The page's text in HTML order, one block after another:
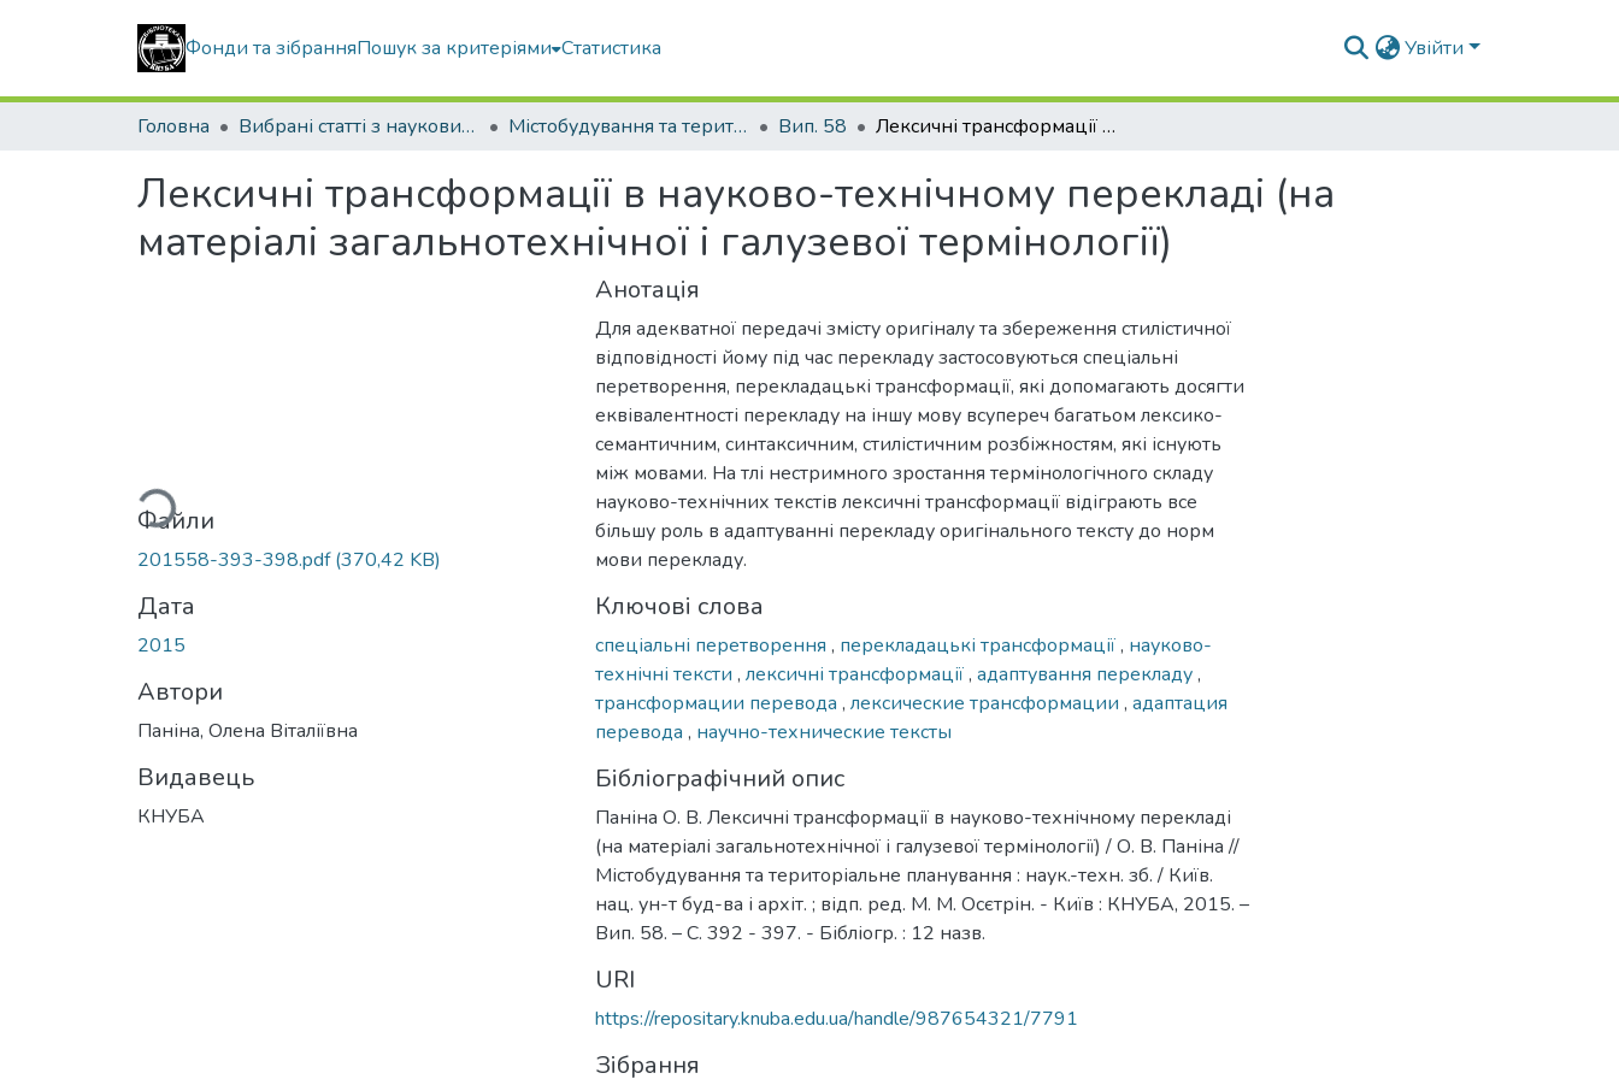
Фонди та зібранняПошук за критеріями Статистика Увійти
Головна Вибрані статті з наукових збірників КНУБА Містобудування та територіальне планування Вип. 58 Лексичні трансформації в науково-технічному перекладі (на матеріалі загальнотехнічної і галузевої термінології)
Лексичні трансформації в науково-технічному перекладі (на
матеріалі загальнотехнічної і галузевої термінології)
Вантажиться...
Файли
201558-393-398.pdf(370,42 KB)
Дата
2015
Автори
Паніна, Олена Віталіївна
Видавець
КНУБА
Анотація
Для адекватної передачі змісту оригіналу та збереження стилістичної
відповідності йому під час перекладу застосовуються спеціальні
перетворення, перекладацькі трансформації, які допомагають досягти
еквівалентності перекладу на іншу мову всупереч багатьом лексико-
семантичним, синтаксичним, стилістичним розбіжностям, які існують
між мовами. На тлі нестримного зростання термінологічного складу
науково-технічних текстів лексичні трансформації відіграють все
більшу роль в адаптуванні перекладу оригінального тексту до норм
мови перекладу.
Ключові слова
спеціальні перетворення , перекладацькі трансформації, науково-
технічні тексти , лексичні трансформації, адаптування перекладу,
трансформации перевода , лексические трансформации , адаптация
перевода , научно-технические тексты
Бібліографічний опис
Паніна О. В. Лексичні трансформації в науково-технічному перекладі
(на матеріалі загальнотехнічної і галузевої термінології) / О. В. Паніна //
Містобудування та територіальне планування : наук.-техн. зб. / Київ.
нац. ун-т буд-ва і архіт. ; відп. ред. М. М. Осєтрін. - Київ : КНУБА, 2015. –
Вип. 58. – С. 392 - 397. - Бібліогр. : 12 назв.
URI
https://repositary.knuba.edu.ua/handle/987654321/7791
Зібрання